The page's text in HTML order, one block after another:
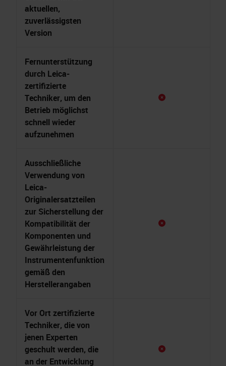
aktuellen,
zuverlässigsten
Version
Fernunterstützung
durch Leica-
zertifizierte
Techniker, um den
Betrieb möglichst
schnell wieder
aufzunehmen
Ausschließliche
Verwendung von
Leica-
Originalersatzteilen
zur Sicherstellung der
Kompatibilität der
Komponenten und
Gewährleistung der
Instrumentenfunktion
gemäß den
Herstellerangaben
Vor Ort zertifizierte
Techniker, die von
jenen Experten
geschult werden, die
an der Entwicklung